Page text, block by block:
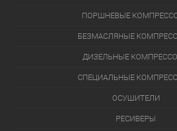
ПОРШНЕВЫЕ
БЕЗМАСЛЯНЫЕ
ДИЗЕЛЬНЫЕ
СПЕЦИАЛЬНЫЕ
ОСУШИТЕЛИ
РЕСИВЕРЫ